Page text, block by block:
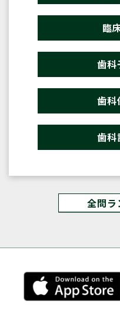
臨
歯科
歯科
歯科
全問ラ